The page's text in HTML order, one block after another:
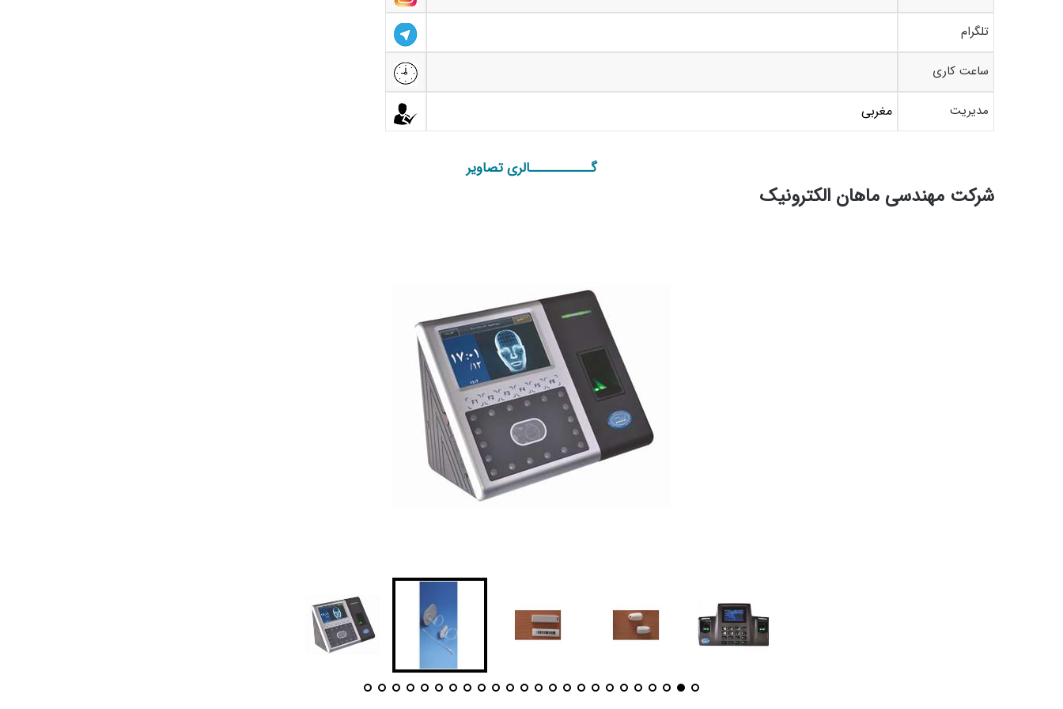
تلگرام
ساعت کاری
مدیریت مغربی
گـــــــــــالری تصاویر
شرکت مهندسی ماهان الکترونیک